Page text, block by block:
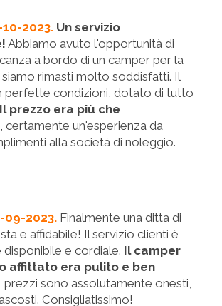
2023. Un servizio
Abbiamo avuto l'opportunità di
a bordo di un camper per la
rimasti molto soddisfatti. Il
perfette condizioni, dotato di tutto
Il prezzo era più che
, certamente un'esperienza da
alla società di noleggio.
09-2023. Finalmente una ditta di
e affidabile! Il servizio clienti è
e cordiale. Il camper
affittato era pulito e ben
prezzi sono assolutamente onesti,
Consigliatissimo!